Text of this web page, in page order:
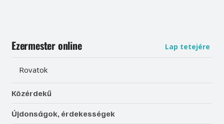
Ezermester online Lap tetejére
Rovatok
Közérdekű
Újdonságok, érdekességek